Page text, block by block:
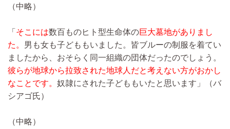
（中略）
「 そこには数百ものヒト型生命体の巨大墓地がありまし
た。 男も女も子どももいました。皆ブルーの制服を着てい
ましたから、おそらく同一組織の団体だったのでしょう。
彼らが地球から拉致された地球人だと考えない方がおかし
なことです。 奴隷にされた子どももいたと思います」（バ
シアゴ氏）
（中略）